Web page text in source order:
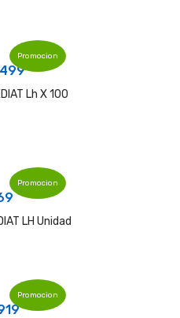
Promocion
Current
price
Lh X 100
Promocion
Current
price
LH Unidad
Promocion
Current